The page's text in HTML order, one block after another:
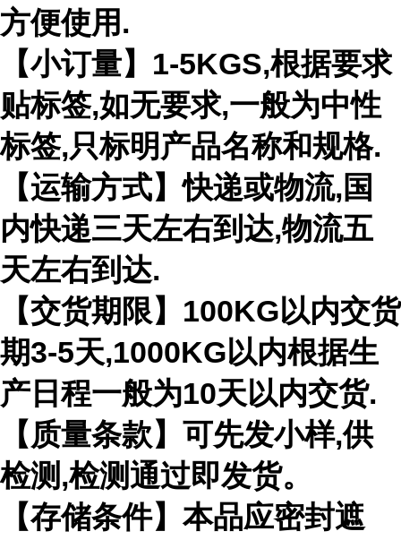
方便使用.
【小订量】1-5KGS,根据要求
贴标签,如无要求,一般为中性
标签,只标明产品名称和规格.
【运输方式】快递或物流,国
内快递三天左右到达,物流五
天左右到达.
【交货期限】100KG以内交货
期3-5天,1000KG以内根据生
产日程一般为10天以内交货.
【质量条款】可先发小样,供
检测,检测通过即发货。
【存储条件】本品应密封遮